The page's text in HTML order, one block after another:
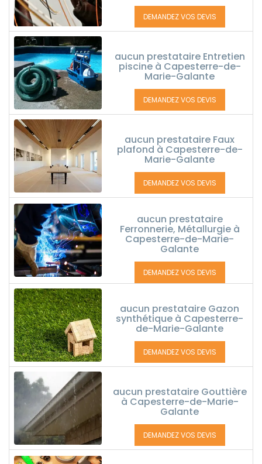
DEMANDEZ VOS DEVIS
aucun prestataire Entretien
piscine à Capesterre-de-
Marie-Galante
DEMANDEZ VOS DEVIS
aucun prestataire Faux
plafond à Capesterre-de-
Marie-Galante
DEMANDEZ VOS DEVIS
aucun prestataire
Ferronnerie, Métallurgie à
Capesterre-de-Marie-
Galante
DEMANDEZ VOS DEVIS
aucun prestataire Gazon
synthétique à Capesterre-
de-Marie-Galante
DEMANDEZ VOS DEVIS
aucun prestataire Gouttière
à Capesterre-de-Marie-
Galante
DEMANDEZ VOS DEVIS